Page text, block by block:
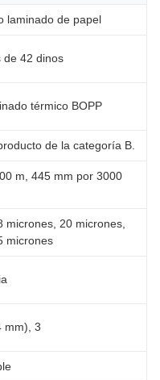
laminado de papel
de 42 dinos
térmico BOPP
de la categoría B.
m, 445 mm por 3000
micrones, 20 micrones,
micrones
mm), 3